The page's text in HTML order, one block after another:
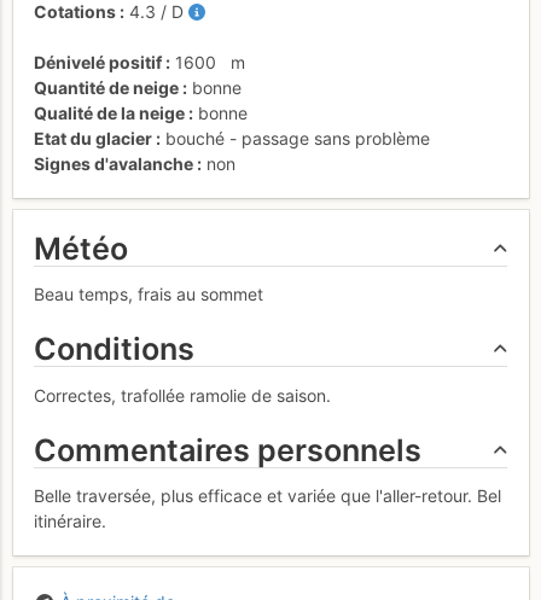
Cotations 4.3 / D
Dénivelé positif 1600
m
Quantité de neige
bonne
Qualité de la neige
bonne
Etat du glacier
bouché - passage sans problème
Signes d'avalanche
non
Météo
Beau temps, frais au sommet
Conditions
Correctes, trafollée ramolie de saison.
Commentaires personnels
Belle traversée, plus efficace et variée que l'aller-retour. Bel
itinéraire.